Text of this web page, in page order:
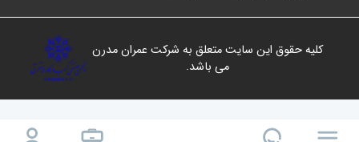
کلیه حقوق این سایت متعلق به شرکت عمران مدرن
می باشد.